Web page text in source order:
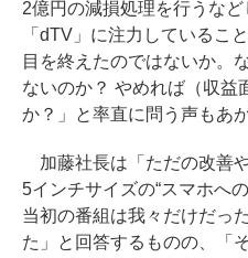
2億円の減損処理を行うな
「dTV」に注力しているこ
目を終えたのではないか。
ないのか？ やめれば（収益
か？」と率直に問う声もあが
加藤社長は「ただの改善
5インチサイズの“スマホへ
当初の番組は我々だけだっ
た」と回答するものの、「